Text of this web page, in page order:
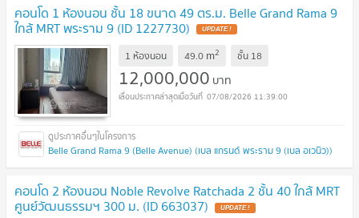
คอนโด 1 ห้องนอน ชั้น 18 ขนาด 49 ตร.ม. Belle Grand Rama 9
ใกล้ MRT พระราม 9 (ID 1227730) UPDATE !
1 ห้องนอน 49.0 m2 ชั้น 18
12,000,000 บาท
07/08/2026 11:39:00
Belle Grand Rama 9 (Belle Avenue) (เบล แกรนด์ พระราม 9 (เบล อเวนิว))
คอนโด 2 ห้องนอน Noble Revolve Ratchada 2 ชั้น 40 ใกล้ MRT
ศูนย์วัฒนธรรมฯ 300 ม. (ID 663037) UPDATE !